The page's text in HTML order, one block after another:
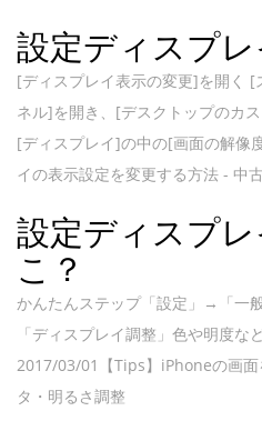
設定ディスプレ
[ディスプレイ表示の変更]を開く
ネル]を開き、[デスクトップのカ
[ディスプレイ]の中の[画面の解像
イの表示設定を変更する方法 - 中
設定ディスプ
こ？
かんたんステップ「設定」→「一
「ディスプレイ調整」色や明度な
2017/03/01【Tips】iPhoneの画
タ・明るさ調整